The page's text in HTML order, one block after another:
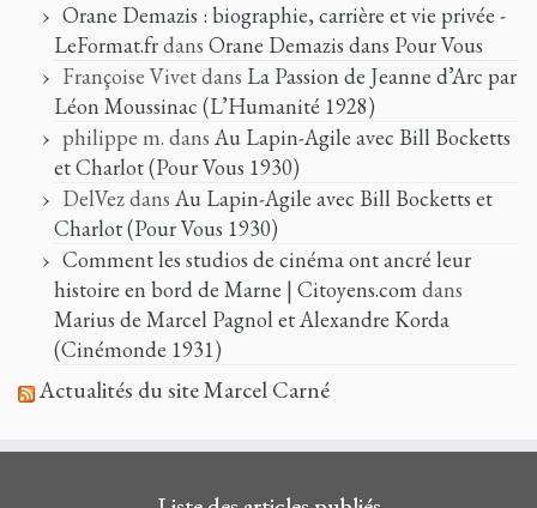
Orane Demazis : biographie, carrière et vie privée -
LeFormat.frdans Orane Demazis dans Pour Vous
Françoise Vivetdans La Passion de Jeanne d’Arc par
Léon Moussinac (L’Humanité 1928)
philippe m. dans Au Lapin-Agile avec Bill Bocketts
et Charlot (Pour Vous 1930)
DelVezdans Au Lapin-Agile avec Bill Bocketts et
Charlot (Pour Vous 1930)
Comment les studios de cinéma ont ancré leur
histoire en bord de Marne | Citoyens.comdans
Marius de Marcel Pagnol et Alexandre Korda
(Cinémonde 1931)
Actualités du site Marcel Carné